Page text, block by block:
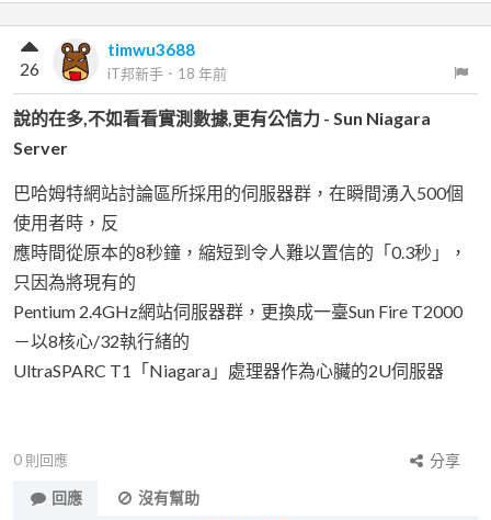
timwu3688
iT邦新手 ． 18 年前
26
說的在多,不如看看實測數據,更有公信力 - Sun Niagara
Server
巴哈姆特網站討論區所採用的伺服器群，在瞬間湧入500個
使用者時，反
應時間從原本的8秒鐘，縮短到令人難以置信的「0.3秒」，
只因為將現有的
Pentium 2.4GHz網站伺服器群，更換成一臺Sun Fire T2000
－以8核心/32執行緒的
UltraSPARC T1「Niagara」處理器作為心臟的2U伺服器
0 則回應
分享
回應
沒有幫助